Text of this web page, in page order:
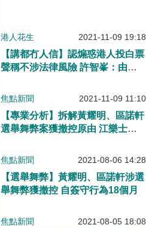
港人花生 2021-11-09 19:18
【講都冇人信】認煽惑港人投白票
聲稱不涉法律風險 許智峯：由我
焦點新聞 2021-11-09 11:10
【專業分析】拆解黃耀明、區諾軒
選舉舞弊案獲撤控原由 江樂士：
龔靜儀：案情較福袋案為輕、適合
焦點新聞 2021-08-06 14:28
【選舉舞弊】黃耀明、區諾軒涉選
舉舞弊獲撤控 自簽守行為18個月
焦點新聞 2021-08-05 18:08